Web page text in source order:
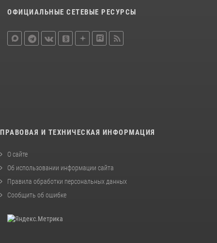
ОФИЦИАЛЬНЫЕ СЕТЕВЫЕ РЕСУРСЫ
ПРАВОВАЯ И ТЕХНИЧЕСКАЯ ИНФОРМАЦИЯ
О сайте
Об использовании информации сайта
Правила обработки персональных данных
Сообщить об ошибке